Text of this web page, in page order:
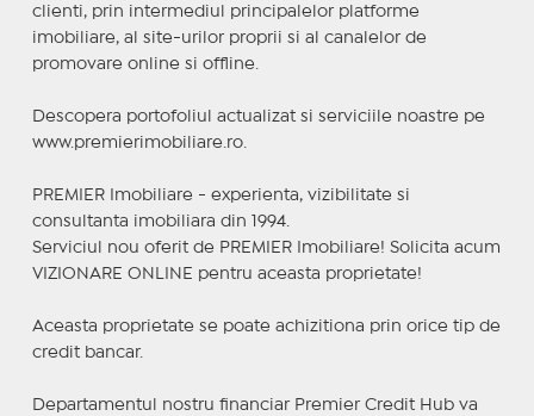
clienti, prin intermediul principalelor platforme
imobiliare, al site-urilor proprii si al canalelor de
promovare online si offline.
Descopera portofoliul actualizat si serviciile noastre pe
www.premierimobiliare.ro.
PREMIER Imobiliare - experienta, vizibilitate si
consultanta imobiliara din 1994.
Serviciul nou oferit de PREMIER Imobiliare! Solicita acum
VIZIONARE ONLINE pentru aceasta proprietate!
Aceasta proprietate se poate achizitiona prin orice tip de
credit bancar.
Departamentul nostru financiar Premier Credit Hub va